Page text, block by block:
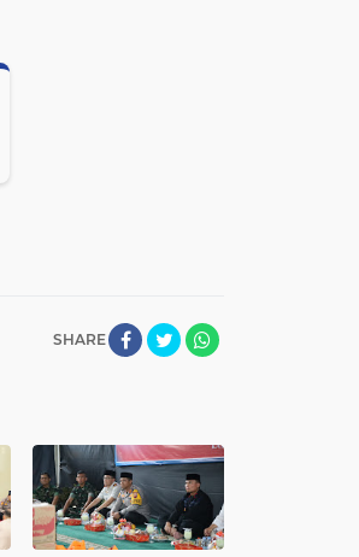
SHARE